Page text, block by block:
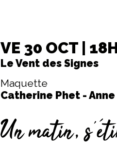
VE 30 OCT |
Le Vent des Signes
Maquette
Catherine Phet -
Un matin,